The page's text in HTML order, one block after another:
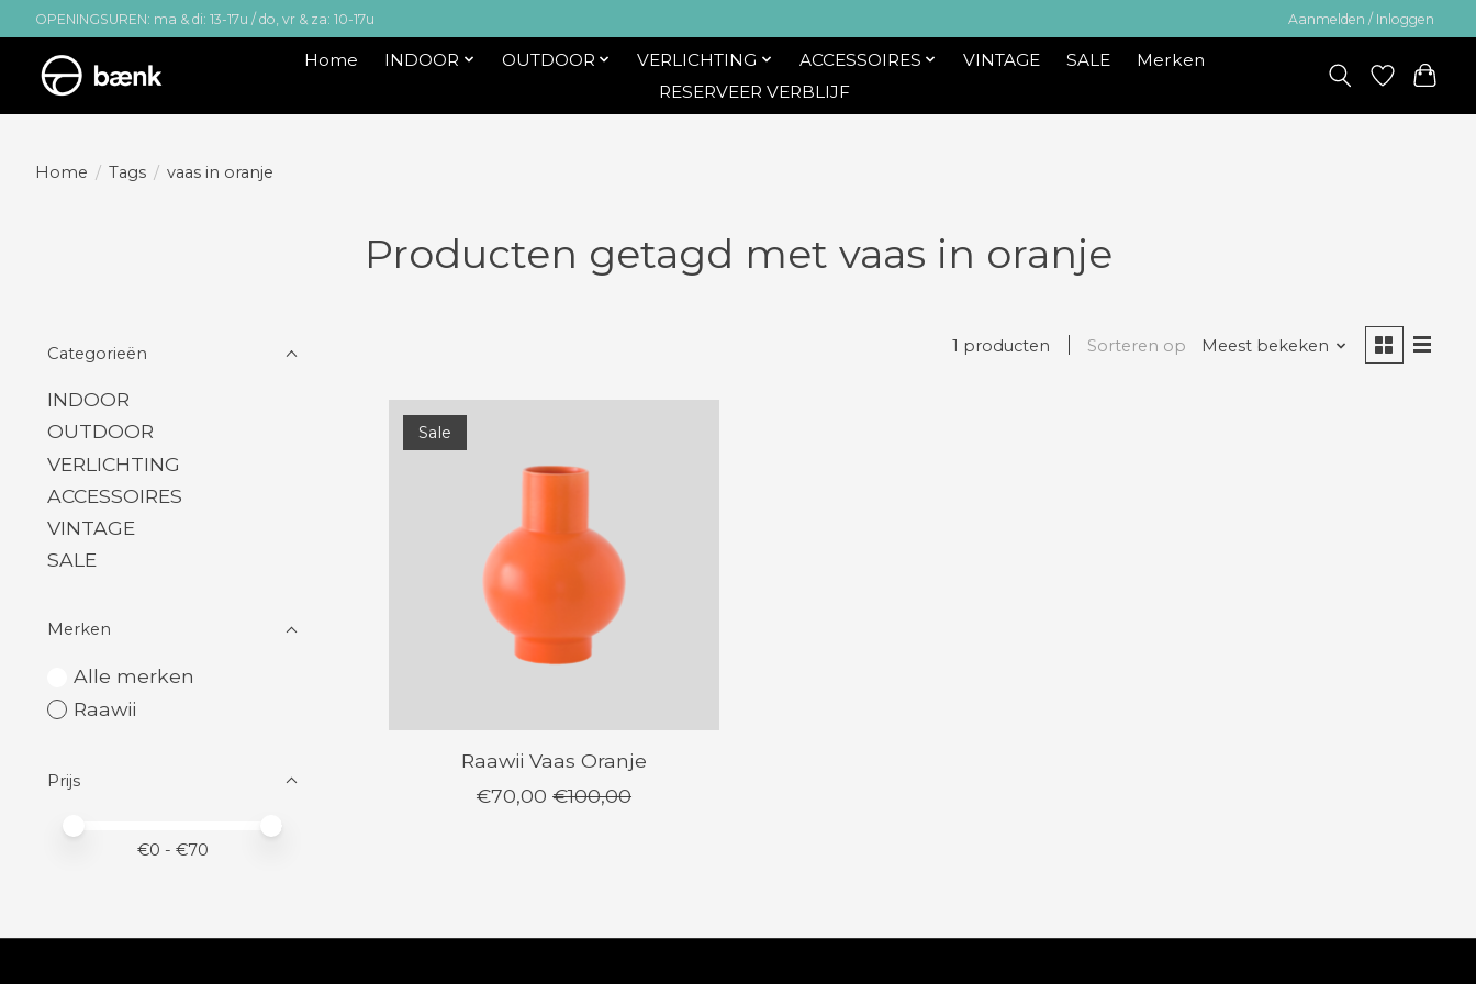
OPENINGSUREN: ma & di: 13-17u / do, vr & za: 10-17u Aanmelden / Inloggen
Home INDOOR OUTDOOR VERLICHTING ACCESSOIRES VINTAGE SALE
Merken
RESERVEER VERBLIJF
Home / Tags / vaas in oranje
Producten getagd met vaas in oranje
Categorieën
INDOOR
OUTDOOR
VERLICHTING
ACCESSOIRES
VINTAGE
SALE
Merken
Alle merken
Raawii
Prijs
Minimale prijswaarde
Price maximum value
€0 - €70
1 producten Sorteren op Meest bekeken
Sale
Raawii Vaas Oranje
€70,00 €100,00